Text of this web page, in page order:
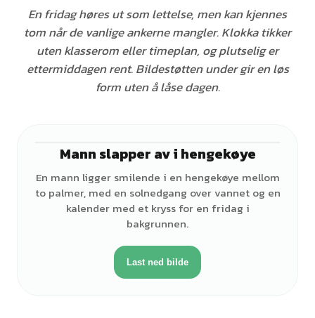
En fridag høres ut som lettelse, men kan kjennes
tom når de vanlige ankerne mangler. Klokka tikker
uten klasserom eller timeplan, og plutselig er
ettermiddagen rent. Bildestøtten under gir en løs
form uten å låse dagen.
♂
Mann slapper av i hengekøye
En mann ligger smilende i en hengekøye mellom
to palmer, med en solnedgang over vannet og en
kalender med et kryss for en fridag i
bakgrunnen.
Last ned bilde